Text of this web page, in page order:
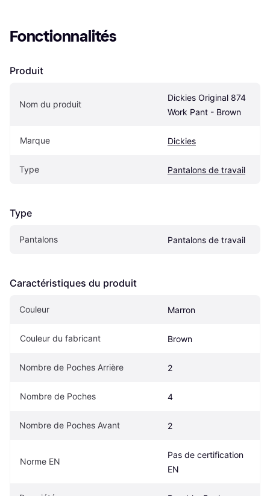
Fonctionnalités
Produit
Nom du produit
Dickies Original 874
Work Pant - Brown
Marque Dickies
Type Pantalons de travail
Type
Pantalons Pantalons de travail
Caractéristiques du produit
Couleur Marron
Couleur du fabricant Brown
Nombre de Poches Arrière 2
Nombre de Poches 4
Nombre de Poches Avant 2
Norme EN
Pas de certification
EN